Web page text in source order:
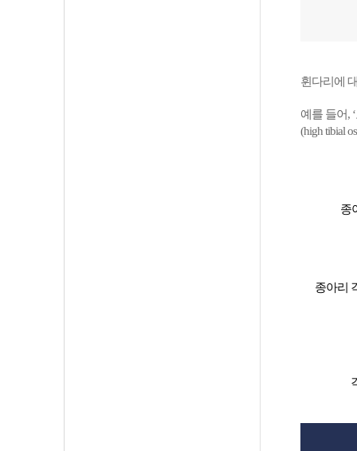
휜다리에
예를 들어,
(high tibial
종
종아리